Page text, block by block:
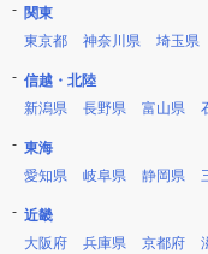
関東
東京都
神奈川県 埼玉県
信越・北陸
新潟県
長野県 富山県
東海
愛知県
岐阜県 静岡県
近畿
大阪府
兵庫県 京都府